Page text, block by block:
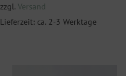
zzgl. Versand
Lieferzeit: ca. 2-3 Werktage